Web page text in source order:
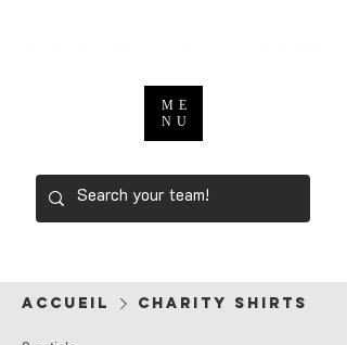
ME
NU
Accueil Charity Shirts